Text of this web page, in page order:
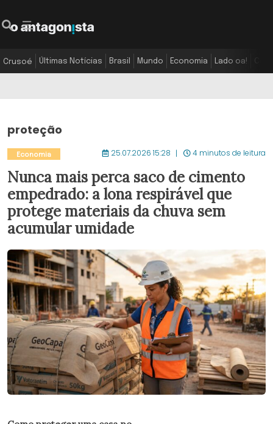
Crusoé Últimas Notícias Brasil Mundo Economia Lado oa!
proteção
Economia 25.07.2026 15:28 4 minutos de leitura
Nunca mais perca saco de cimento
empedrado: a lona respirável que
protege materiais da chuva sem
acumular umidade